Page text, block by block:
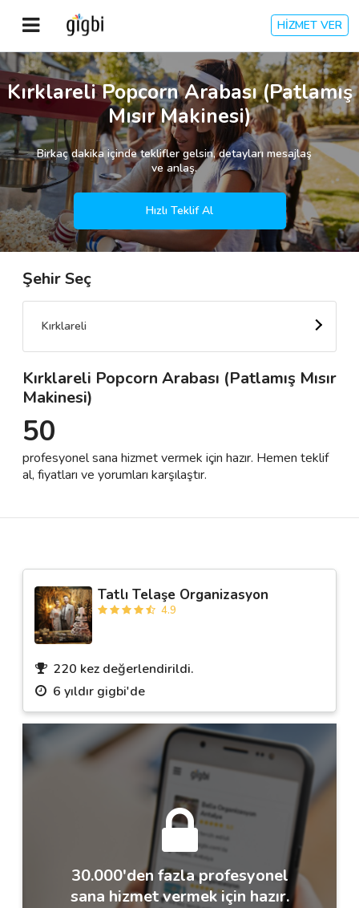
HİZMET VER
Anasayfa
Giriş Yap
Kayıt Ol
Kategoriler
🎈 Biz Kimiz?
🌟 Müşteri Değerlendirmeleri
Kariyer
Blog
Kırklareli Popcorn Arabası (Patlamış
Mısır Makinesi)
Birkaç dakika içinde teklifler gelsin, detayları mesajlaş
ve anlaş.
Hızlı Teklif Al
Şehir Seç
Kırklareli
Kırklareli Popcorn Arabası (Patlamış Mısır
Makinesi)
50
profesyonel sana hizmet vermek için hazır. Hemen teklif
al, fiyatları ve yorumları karşılaştır.
Tatlı Telaşe Organizasyon
4.9
220 kez değerlendirildi.
6 yıldır gigbi'de
30.000'den fazla profesyonel
sana hizmet vermek için hazır.